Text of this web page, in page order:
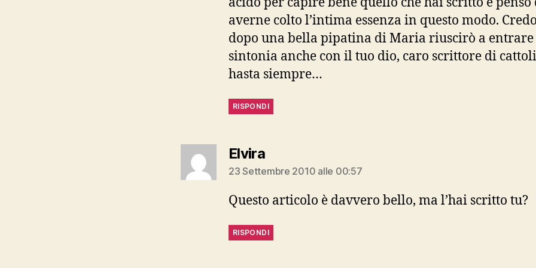
averne colto l’intima essenza in questo modo.
dopo una bella pipatina di Maria riuscirò a
sintonia anche con il tuo dio, caro scrittore di
hasta siempre…
RISPONDI
Elviradice:
23 Settembre 2010 alle 00:57
Questo articolo è davvero bello, ma l’hai scritto tu?
RISPONDI